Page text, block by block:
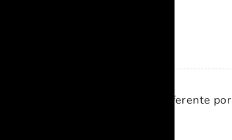
que tenga un color diferente por
del huevo.